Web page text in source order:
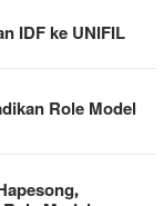
IDF ke UNIFIL
Role Model